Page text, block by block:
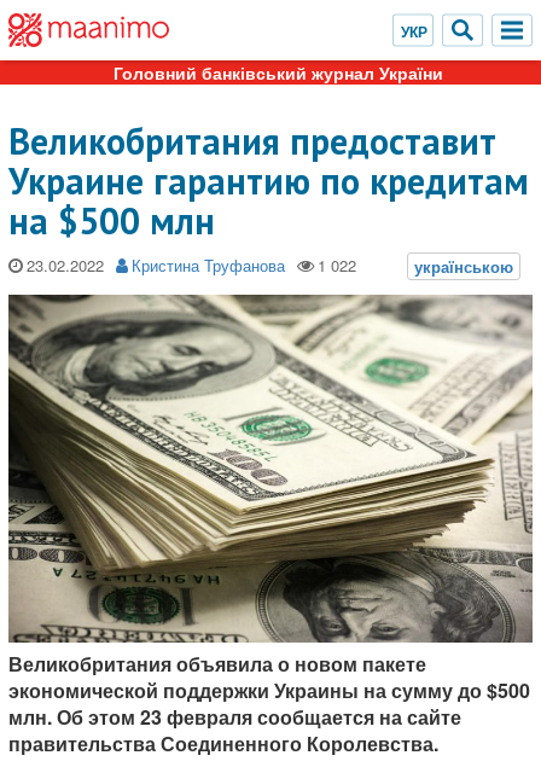
Головний банківський журнал України
Великобритания предоставит
Украине гарантию по кредитам
на $500 млн
23.02.2022 Кристина Труфанова
Великобритания объявила о новом пакете
экономической поддержки Украины на сумму до $500
млн. Об этом 23 февраля сообщается на сайте
правительства Соединенного Королевства.